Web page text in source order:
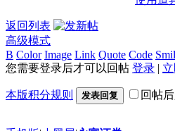
返回列表
高级模式
B Color Image Link Quote Code
您需要登录后才可以回帖 登录 |
本版积分规则 发表回复 回帖